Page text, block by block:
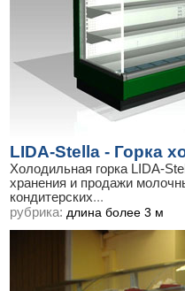
LIDA-Stella - Горка
Холодильная горка LIDA-
хранения и продажи
кондитерских...
рубрика: длина более 3 м